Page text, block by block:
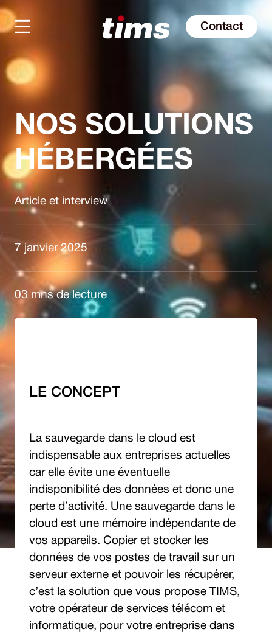
Contact
NOS SOLUTIONS
HÉBERGÉES
Article et interview
7 janvier 2025
03 mns de lecture
LE CONCEPT
La sauvegarde dans le cloud est
indispensable aux entreprises actuelles
car elle évite une éventuelle
indisponibilité des données et donc une
perte d’activité. Une sauvegarde dans le
cloud est une mémoire indépendante de
vos appareils. Copier et stocker les
données de vos postes de travail sur un
serveur externe et pouvoir les récupérer,
c’est la solution que vous propose TIMS,
votre opérateur de services télécom et
informatique, pour votre entreprise dans